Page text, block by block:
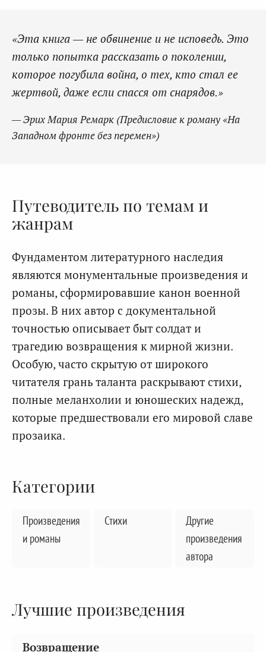
«Эта книга — не обвинение и не исповедь. Это
только попытка рассказать о поколении,
которое погубила война, о тех, кто стал ее
жертвой, даже если спасся от снарядов.»
— Эрих Мария Ремарк (Предисловие к роману «На
Западном фронте без перемен»)
Путеводитель по темам и
жанрам
Фундаментом литературного наследия
являются монументальные произведения и
романы, сформировавшие канон военной
прозы. В них автор с документальной
точностью описывает быт солдат и
трагедию возвращения к мирной жизни.
Особую, часто скрытую от широкого
читателя грань таланта раскрывают стихи,
полные меланхолии и юношеских надежд,
которые предшествовали его мировой славе
прозаика.
Категории
Произведения
и романы
Стихи
Другие
произведения
автора
Лучшие произведения
Возвращение